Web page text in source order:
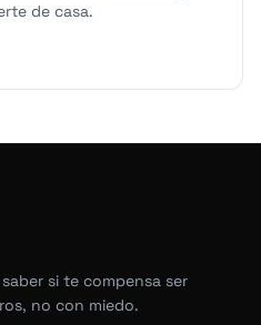
de casa.
si te compensa ser
no con miedo.